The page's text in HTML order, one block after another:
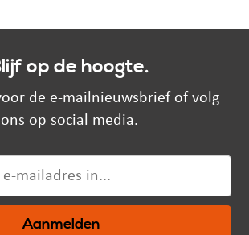
op de hoogte.
de e-mailnieuwsbrief of volg
ons op social media.
Aanmelden